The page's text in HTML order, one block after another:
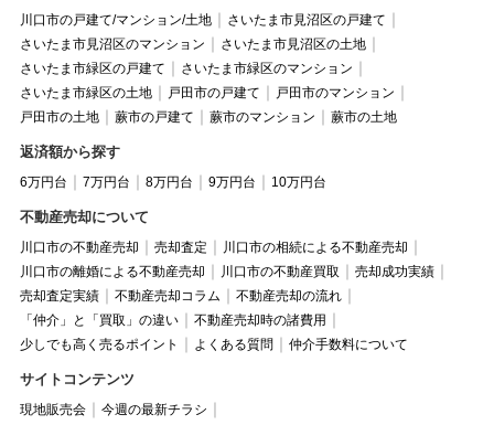
川口市の戸建て/マンション/土地
さいたま市見沼区の戸建て
さいたま市見沼区のマンション
さいたま市見沼区の土地
さいたま市緑区の戸建て
さいたま市緑区のマンション
さいたま市緑区の土地
戸田市の戸建て
戸田市のマンション
戸田市の土地
蕨市の戸建て 蕨市のマンション 蕨市の土地
返済額から探す
6万円台 7万円台 8万円台 9万円台 10万円台
不動産売却について
川口市の不動産売却 売却査定
川口市の相続による不動産売却
川口市の離婚による不動産売却
川口市の不動産買取
売却成功実績
売却査定実績
不動産売却コラム
不動産売却の流れ
「仲介」と「買取」の違い
不動産売却時の諸費用
少しでも高く売るポイント
よくある質問 仲介手数料について
サイトコンテンツ
現地販売会
今週の最新チラシ